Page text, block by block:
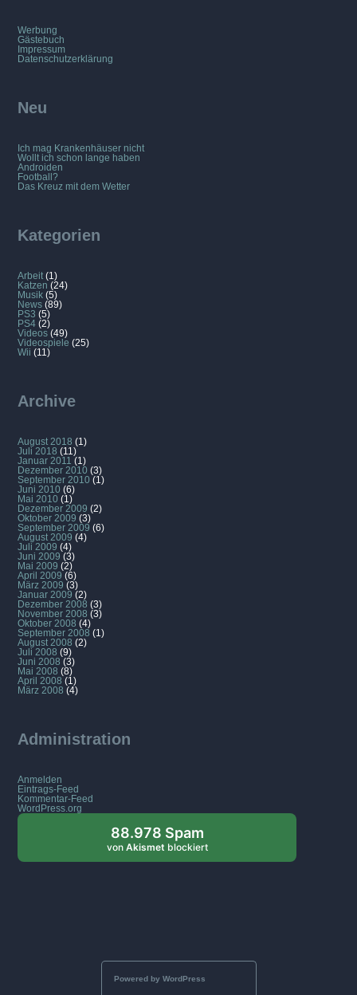
Werbung
Gästebuch
Impressum
Datenschutzerklärung
Neu
Ich mag Krankenhäuser nicht
Wollt ich schon lange haben
Androiden
Football?
Das Kreuz mit dem Wetter
Kategorien
Arbeit (1)
Katzen (24)
Musik (5)
News (89)
PS3 (5)
PS4 (2)
Videos (49)
Videospiele (25)
Wii (11)
Archive
August 2018 (1)
Juli 2018 (11)
Januar 2011 (1)
Dezember 2010 (3)
September 2010 (1)
Juni 2010 (6)
Mai 2010 (1)
Dezember 2009 (2)
Oktober 2009 (3)
September 2009 (6)
August 2009 (4)
Juli 2009 (4)
Juni 2009 (3)
Mai 2009 (2)
April 2009 (6)
März 2009 (3)
Januar 2009 (2)
Dezember 2008 (3)
November 2008 (3)
Oktober 2008 (4)
September 2008 (1)
August 2008 (2)
Juli 2008 (9)
Juni 2008 (3)
Mai 2008 (8)
April 2008 (1)
März 2008 (4)
Administration
Anmelden
Eintrags-Feed
Kommentar-Feed
WordPress.org
88.978 Spam
von Akismet blockiert
Powered by WordPress